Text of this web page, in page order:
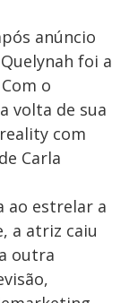
anúncio
foi a
o
volta de sua
com
Carla
ao estrelar a
a atriz caiu
outra